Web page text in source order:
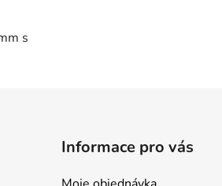
s
Informace pro vás